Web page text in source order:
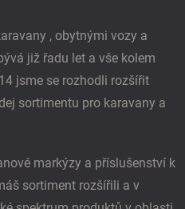
p
r
v
k
v
s
u
, obytnými vozy a
již řadu let a vše kolem
jsme se rozhodli rozšířit
sortimentu pro karavany a
markýzy a příslušenství k
sortiment rozšířili a v